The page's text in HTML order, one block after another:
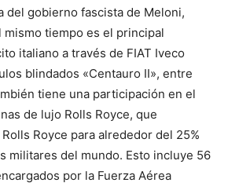
del gobierno fascista de Meloni,
mismo tiempo es el principal
italiano a través de FIAT Iveco
blindados «Centauro II», entre
tiene una participación en el
de lujo Rolls Royce, que
Royce para alrededor del 25%
militares del mundo. Esto incluye 56
por la Fuerza Aérea